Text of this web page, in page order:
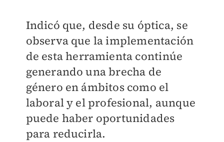
Indicó que, desde su óptica, se
observa que la implementación
de esta herramienta continúe
generando una brecha de
género en ámbitos como el
laboral y el profesional, aunque
puede haber oportunidades
para reducirla.